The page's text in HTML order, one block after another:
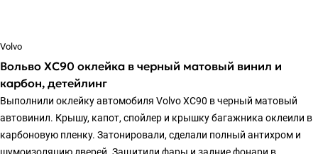
Volvo
Вольво ХС90 оклейка в черный матовый винил и
карбон, детейлинг
Выполнили оклейку автомобиля Volvo XC90 в черный матовый
автовинил. Крышу, капот, спойлер и крышку багажника оклеили в
карбоновую пленку. Затонировали, сделали полный антихром и